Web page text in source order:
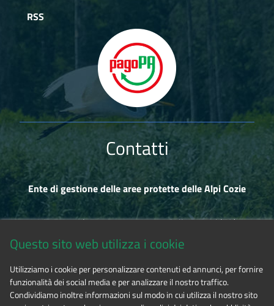
RSS
Contatti
Ente di gestione delle aree protette delle Alpi Cozie
Via Fransuà Fontan, 1 - 10050 Salbertrand (TO)
Tel. 0122.854720
Questo sito web utilizza i cookie
Utilizziamo i cookie per personalizzare contenuti ed annunci, per fornire
funzionalità dei social media e per analizzare il nostro traffico.
Condividiamo inoltre informazioni sul modo in cui utilizza il nostro sito